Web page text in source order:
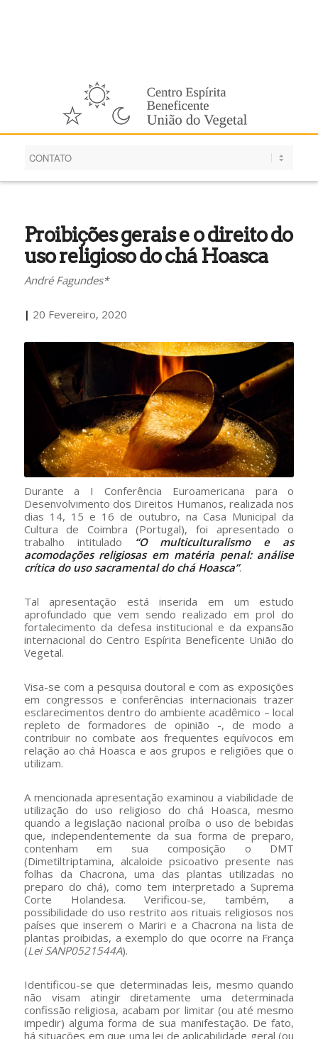
Proibições gerais e o direito do
uso religioso do chá Hoasca
André Fagundes*
| 20 Fevereiro, 2020
Durante a I Conferência Euroamericana para o
Desenvolvimento dos Direitos Humanos, realizada nos
dias 14, 15 e 16 de outubro, na Casa Municipal da
Cultura de Coimbra (Portugal), foi apresentado o
trabalho intitulado
“O multiculturalismo e as
acomodações religiosas em matéria penal: análise
crítica do uso sacramental do chá Hoasca”.
Tal apresentação está inserida em um estudo
aprofundado que vem sendo realizado em prol do
fortalecimento da defesa institucional e da expansão
internacional do Centro Espírita Beneficente União do
Vegetal.
Visa-se com a pesquisa doutoral e com as exposições
em congressos e conferências internacionais trazer
esclarecimentos dentro do ambiente acadêmico – local
repleto de formadores de opinião -, de modo a
contribuir no combate aos frequentes equívocos em
relação ao chá Hoasca e aos grupos e religiões que o
utilizam.
A mencionada apresentação examinou a viabilidade de
utilização do uso religioso do chá Hoasca, mesmo
quando a legislação nacional proíba o uso de bebidas
que, independentemente da sua forma de preparo,
contenham em sua composição o DMT
(Dimetiltriptamina, alcaloide psicoativo presente nas
folhas da Chacrona, uma das plantas utilizadas no
preparo do chá), como tem interpretado a Suprema
Corte Holandesa. Verificou-se, também, a
possibilidade do uso restrito aos rituais religiosos nos
países que inserem o Mariri e a Chacrona na lista de
plantas proibidas, a exemplo do que ocorre na França
(Lei SANP0521544A).
Identificou-se que determinadas leis, mesmo quando
não visam atingir diretamente uma determinada
confissão religiosa, acabam por limitar (ou até mesmo
impedir) alguma forma de sua manifestação. De fato,
há situações em que uma lei de aplicabilidade geral (ou